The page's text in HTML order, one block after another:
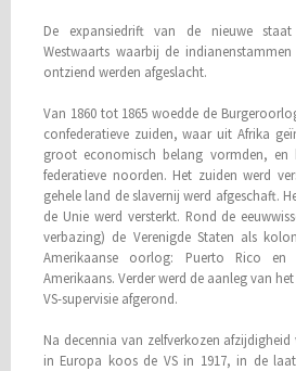
De expansiedrift van de nieuwe
Westwaarts waarbij de
ontziend werden afgeslacht.
Van 1860 tot 1865 woedde de
confederatieve zuiden, waar uit Afrika
groot economisch belang vormden, en
federatieve noorden. Het zuiden werd
gehele land de slavernij werd afgeschaft.
de Unie werd versterkt. Rond de
verbazing) de Verenigde Staten als
Amerikaanse oorlog: Puerto Rico en
Amerikaans. Verder werd de aanleg van
VS-supervisie afgerond.
Na decennia van zelfverkozen
in Europa koos de VS in 1917, in de